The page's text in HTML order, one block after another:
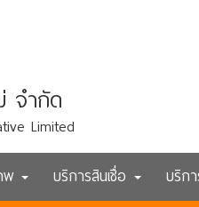
จำกัด
Limited
พ บริการสินเชื่อ บริก